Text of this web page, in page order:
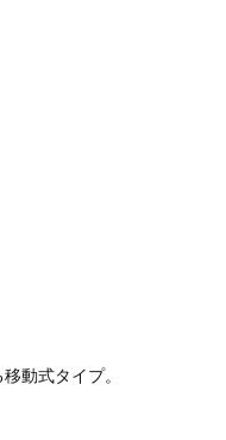
動式タイプ。